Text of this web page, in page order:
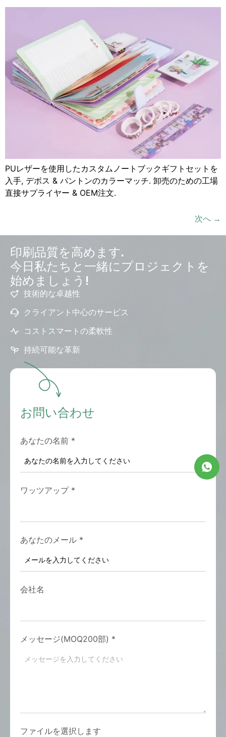
PUレザーを使用したカスタムノートブックギフトセットを
入手, デボス & パントンのカラーマッチ. 卸売のための工場
直接サプライヤー & OEM注文.
次へ →
印刷品質を高めます.
今日私たちと一緒にプロジェクトを
始めましょう!
技術的な卓越性
クライアント中心のサービス
コストスマートの柔軟性
持続可能な革新
お問い合わせ
あなたの名前 *
ワッツアップ *
あなたのメール *
会社名
メッセージ(MOQ200部) *
ファイルを選択します